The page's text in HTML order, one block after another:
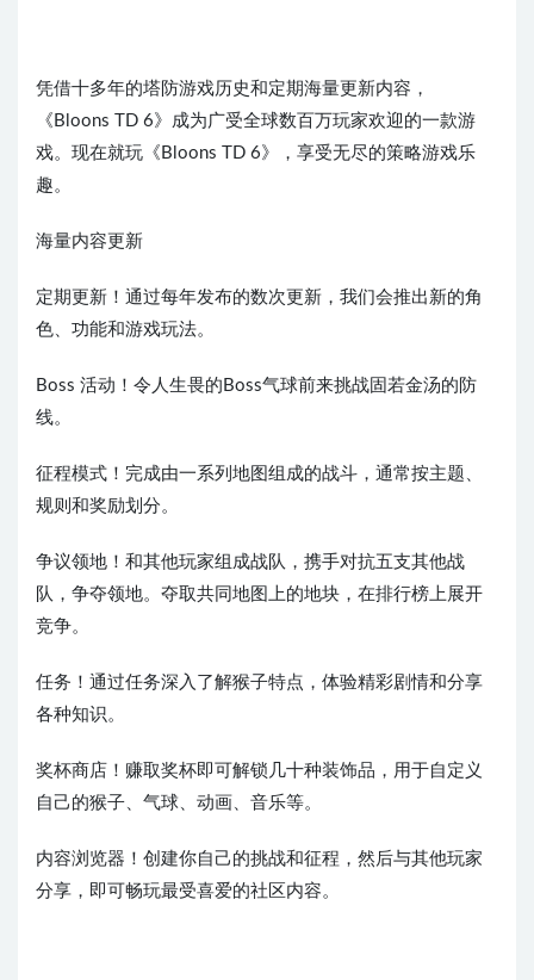
凭借十多年的塔防游戏历史和定期海量更新内容，
《Bloons TD 6》成为广受全球数百万玩家欢迎的一款游
戏。现在就玩《Bloons TD 6》，享受无尽的策略游戏乐
趣。
海量内容更新
定期更新！通过每年发布的数次更新，我们会推出新的角
色、功能和游戏玩法。
Boss 活动！令人生畏的Boss气球前来挑战固若金汤的防
线。
征程模式！完成由一系列地图组成的战斗，通常按主题、
规则和奖励划分。
争议领地！和其他玩家组成战队，携手对抗五支其他战
队，争夺领地。夺取共同地图上的地块，在排行榜上展开
竞争。
任务！通过任务深入了解猴子特点，体验精彩剧情和分享
各种知识。
奖杯商店！赚取奖杯即可解锁几十种装饰品，用于自定义
自己的猴子、气球、动画、音乐等。
内容浏览器！创建你自己的挑战和征程，然后与其他玩家
分享，即可畅玩最受喜爱的社区内容。